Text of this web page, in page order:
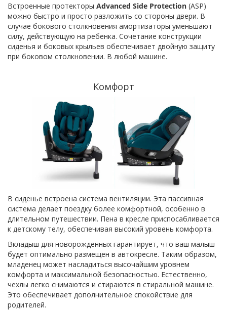
Встроенные протекторы Advanced Side Protection (ASP)
можно быстро и просто разложить со стороны двери. В
случае бокового столкновения амортизаторы уменьшают
силу, действующую на ребенка. Сочетание конструкции
сиденья и боковых крыльев обеспечивает двойную защиту
при боковом столкновении. В любой машине.
Комфорт
В сиденье встроена система вентиляции. Эта пассивная
система делает поездку более комфортной, особенно в
длительном путешествии. Пена в кресле приспосабливается
к детскому телу, обеспечивая высокий уровень комфорта.
Вкладыш для новорожденных гарантирует, что ваш малыш
будет оптимально размещен в автокресле. Таким образом,
младенец может насладиться высочайшим уровнем
комфорта и максимальной безопасностью. Естественно,
чехлы легко снимаются и стираются в стиральной машине.
Это обеспечивает дополнительное спокойствие для
родителей.